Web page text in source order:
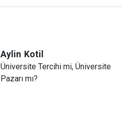
Aylin Kotil
Üniversite Tercihi mi, Üniversite
Pazarı mı?